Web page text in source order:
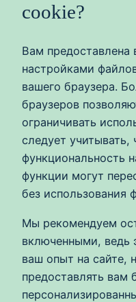
cookie?
Вам предоставлена
настройками
вашего браузера.
браузеров
ограничивать
следует учитывать,
функциональность
функции могут
без использования
Мы рекомендуем
включенными, ведь
ваш опыт на сайте,
предоставлять вам